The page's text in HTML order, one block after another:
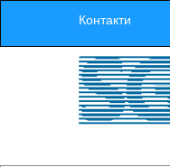
Контакти